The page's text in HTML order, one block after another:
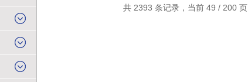
共 2393 条记录，当前 49 / 200 页